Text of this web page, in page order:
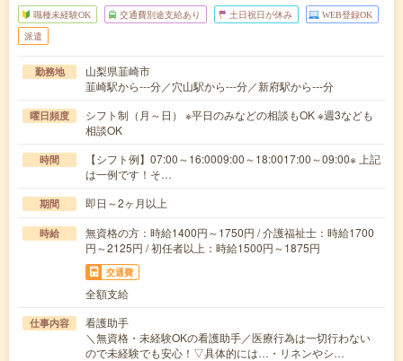
職種未経験OK 交通費別途支給あり 土日祝日が休み WEB登録OK
派遣
勤務地
山梨県韮崎市
韮崎駅から---分／穴山駅から---分／新府駅から---分
曜日頻度
シフト制（月～日） ※平日のみなどの相談もOK ※週3なども
相談OK
時間
【シフト例】07:00～16:0009:00～18:0017:00～09:00※ 上記
は一例です！そ…
期間 即日～2ヶ月以上
時給
無資格の方：時給1400円～1750円 / 介護福祉士：時給1700
円～2125円 / 初任者以上：時給1500円～1875円
交通費
全額支給
仕事内容
看護助手
＼無資格・未経験OKの看護助手／医療行為は一切行わない
ので未経験でも安心！▽具体的には…・リネンやシ…